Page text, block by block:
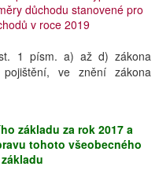
důchodu stanovené pro
v roce 2019
1 písm. a) až d) zákona
ve znění zákona
základu za rok 2017 a
tohoto všeobecného